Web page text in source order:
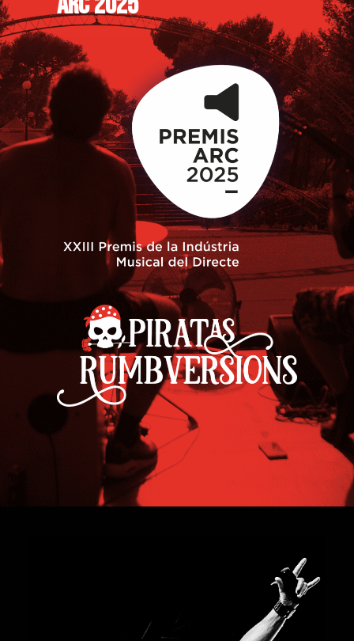
ENTRADAS